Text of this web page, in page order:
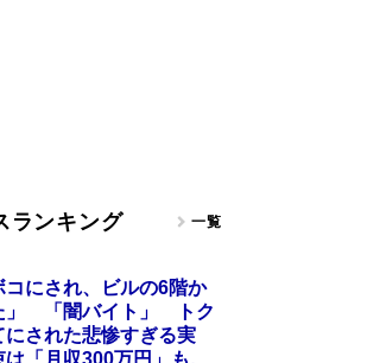
ランキング 一覧
コにされ、ビルの6階か
」 「闇バイト」 トク
にされた悲惨すぎる実